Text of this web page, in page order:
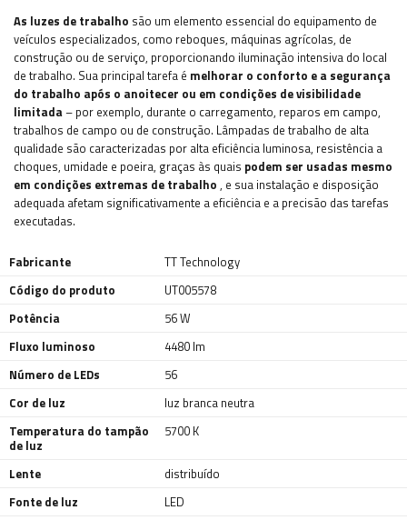
As luzes de trabalho são um elemento essencial do equipamento de
veículos especializados, como reboques, máquinas agrícolas, de
construção ou de serviço, proporcionando iluminação intensiva do local
de trabalho. Sua principal tarefa é melhorar o conforto e a segurança
do trabalho após o anoitecer ou em condições de visibilidade
limitada– por exemplo, durante o carregamento, reparos em campo,
trabalhos de campo ou de construção. Lâmpadas de trabalho de alta
qualidade são caracterizadas por alta eficiência luminosa, resistência a
choques, umidade e poeira, graças às quais podem ser usadas mesmo
em condições extremas de trabalho , e sua instalação e disposição
adequada afetam significativamente a eficiência e a precisão das tarefas
executadas.
Fabricante
TT Technology
Código do produto
UT005578
Potência
56 W
Fluxo luminoso
4480 lm
Número de LEDs
56
Cor de luz
luz branca neutra
Temperatura do tampão
de luz
5700 K
Lente
distribuído
Fonte de luz
LED